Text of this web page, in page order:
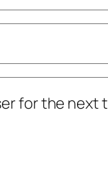
for the next